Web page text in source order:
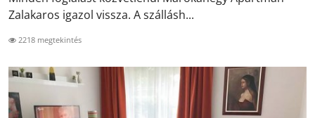
Zalakaros igazol vissza. A szállásh...
2218 megtekintés